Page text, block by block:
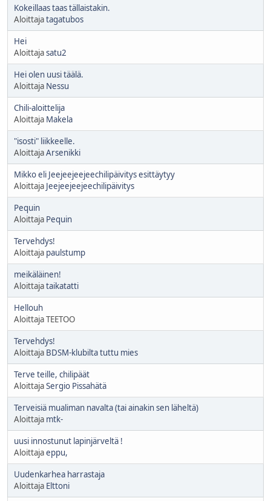
Kokeillaas taas tällaistakin.
Aloittajatagatubos
Hei
Aloittajasatu2
Hei olen uusi täälä.
Aloittaja Nessu
Chili-aloittelija
Aloittaja Makela
"isosti" liikkeelle.
AloittajaArsenikki
Mikko eli Jeejeejeejeechilipäivitys esittäytyy
Aloittaja Jeejeejeejeechilipäivitys
Pequin
Aloittaja Pequin
Tervehdys!
Aloittaja paulstump
meikäläinen!
Aloittajataikatatti
Hellouh
Aloittaja TEETOO
Tervehdys!
Aloittaja BDSM-klubilta tuttu mies
Terve teille, chilipäät
AloittajaSergio Pissahätä
Terveisiä mualiman navalta (tai ainakin sen läheltä)
Aloittaja mtk-
uusi innostunut lapinjärveltä !
Aloittajaeppu,
Uudenkarhea harrastaja
Aloittaja Elttoni